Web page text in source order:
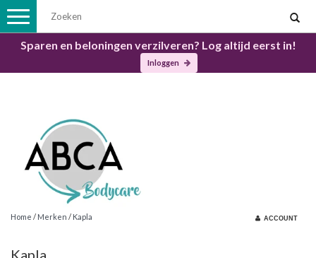
Sparen en beloningen verzilveren? Log altijd eerst in!
Inloggen
Toggle
navigation
Home / Merken / Kapla ACCOUNT